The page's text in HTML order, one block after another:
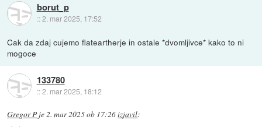
borut_p
::2. mar 2025, 17:52
Cak da zdaj cujemo flateartherje in ostale *dvomljivce* kako to ni
mogoce
133780
::2. mar 2025, 18:12
Gregor P je2. mar 2025 ob 17:26izjavil: